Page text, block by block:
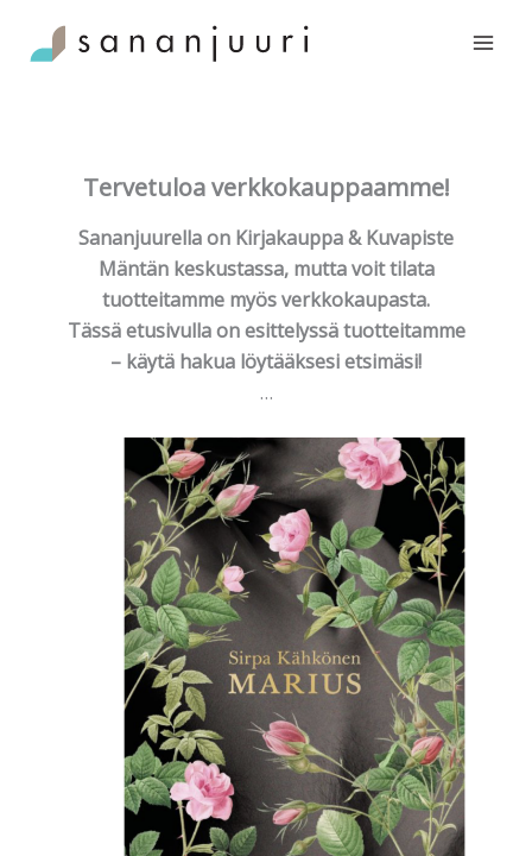
sisältöön
Tervetuloa verkkokauppaamme!
Sananjuurella on Kirjakauppa & Kuvapiste
Mäntän keskustassa, mutta voit tilata
tuotteitamme myös verkkokaupasta.
Tässä etusivulla on esittelyssä tuotteitamme
– käytä hakua löytääksesi etsimäsi!
…